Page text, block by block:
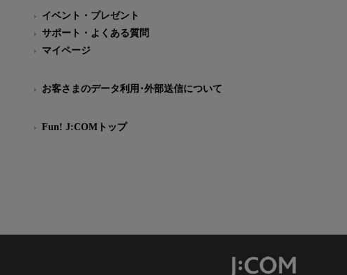
イベント・プレゼント
サポート・よくある質問
マイページ
お客さまのデータ利用･外部送信について
Fun! J:COMトップ